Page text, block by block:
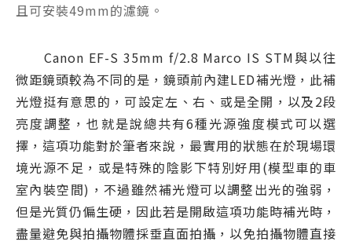
且可安裝49mm的濾鏡。
Canon EF-S 35mm f/2.8 Marco IS STM與以往
微距鏡頭較為不同的是，鏡頭前內建LED補光燈，此補
光燈挺有意思的，可設定左、右、或是全開，以及2段
亮度調整，也就是說總共有6種光源強度模式可以選
擇，這項功能對於筆者來說，最實用的狀態在於現場環
境光源不足，或是特殊的陰影下特別好用(模型車的車
室內裝空間)，不過雖然補光燈可以調整出光的強弱，
但是光質仍偏生硬，因此若是開啟這項功能時補光時，
盡量避免與拍攝物體採垂直面拍攝，以免拍攝物體直接